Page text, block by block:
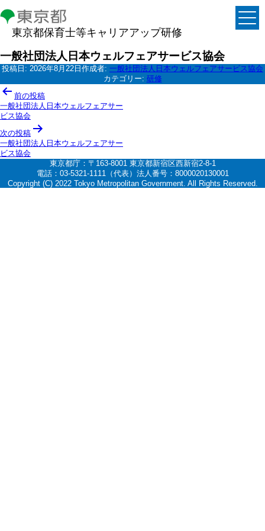
東京都保育士等キャリアアップ研修
一般社団法人日本ウェルフェアサービス協会
投稿日: 2026年8月22日 作成者: 一般社団法人日本ウェルフェアサービス協会
カテゴリー: 研修
投
稿
ナ
ビ
ゲ
シ
前の投稿
一般社団法人日本ウェルフェアサー
ビス協会
次の投稿
一般社団法人日本ウェルフェアサー
ビス協会
東京都庁：〒163-8001 東京都新宿区西新宿2-8-1
電話：03-5321-1111（代表）法人番号：8000020130001
Copyright (C) 2022 Tokyo Metropolitan Government. All Rights Reserved.